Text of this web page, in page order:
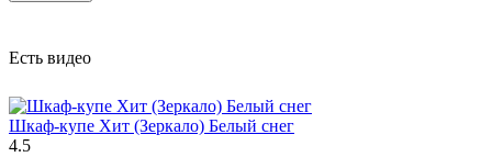
Есть видео
Шкаф-купе Хит (Зеркало) Белый снег
4.5